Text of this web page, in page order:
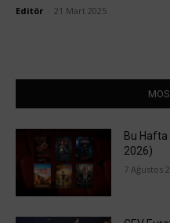
Editör 21 Mart 2025
Bu
2026)
7 Ağustos